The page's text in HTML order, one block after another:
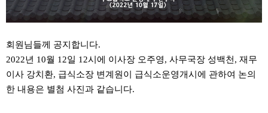
회원님들께 공지합니다.
2022년 10월 12일 12시에 이사장 오주영, 사무국장 성백천, 재무
이사 강치환, 급식소장 변계원이 급식소운영개시에 관하여 논의
한 내용은 별첨 사진과 같습니다.